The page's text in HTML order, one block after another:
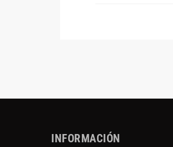
INFORMACIÓN